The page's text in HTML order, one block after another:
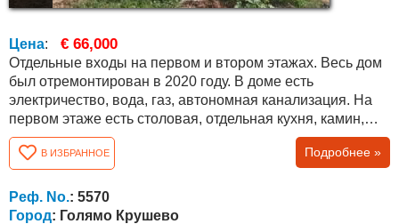
Цена: € 66,000
Отдельные входы на первом и втором этажах. Весь дом
был отремонтирован в 2020 году. В доме есть
электричество, вода, газ, автономная канализация. На
первом этаже есть столовая, отдельная кухня, камин,
ванная комната с туалетом и коридор. На втором этаже
есть три спальни, гардеробная, туалет и коридор. Дом
обставлен немецкой мебелью и техникой. В каждой
комнате есть автономное электрическое отопление, а на
первом этаже - дровяная...
В ИЗБРАННОЕ Подробнее »
Реф. No.: 5570
Город: Голямо Крушево